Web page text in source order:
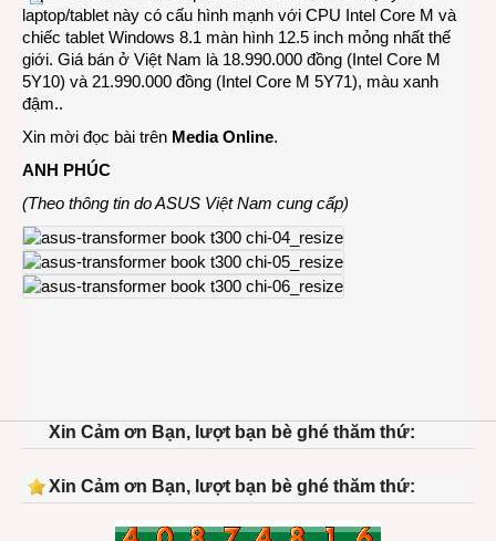
laptop/tablet này có cấu hình mạnh với CPU Intel Core M và
chiếc tablet Windows 8.1 màn hình 12.5 inch mỏng nhất thế
giới. Giá bán ở Việt Nam là 18.990.000 đồng (Intel Core M
5Y10) và 21.990.000 đồng (Intel Core M 5Y71), màu xanh
đậm..
Xin mời đọc bài trên Media Online.
ANH PHÚC
(Theo thông tin do ASUS Việt Nam cung cấp)
Xin Cảm ơn Bạn, lượt bạn bè ghé thăm thứ:
Xin Cảm ơn Bạn, lượt bạn bè ghé thăm thứ: